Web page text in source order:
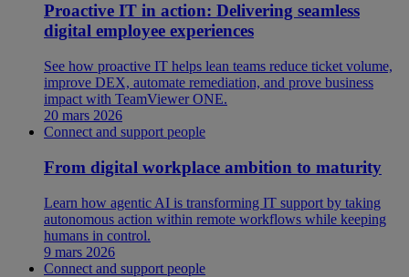
Proactive IT in action: Delivering seamless
digital employee experiences
See how proactive IT helps lean teams reduce ticket volume,
improve DEX, automate remediation, and prove business
impact with TeamViewer ONE.
20 mars 2026
Connect and support people
From digital workplace ambition to maturity
Learn how agentic AI is transforming IT support by taking
autonomous action within remote workflows while keeping
humans in control.
9 mars 2026
Connect and support people